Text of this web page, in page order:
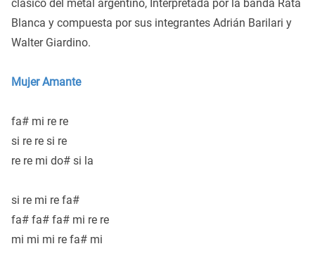
clasico del metal argentino, Interpretada por la banda Rata
Blanca y compuesta por sus integrantes Adrián Barilari y
Walter Giardino.
Mujer Amante
fa# mi re re
si re re si re
re re mi do# si la
si re mi re fa#
fa# fa# fa# mi re re
mi mi mi re fa# mi